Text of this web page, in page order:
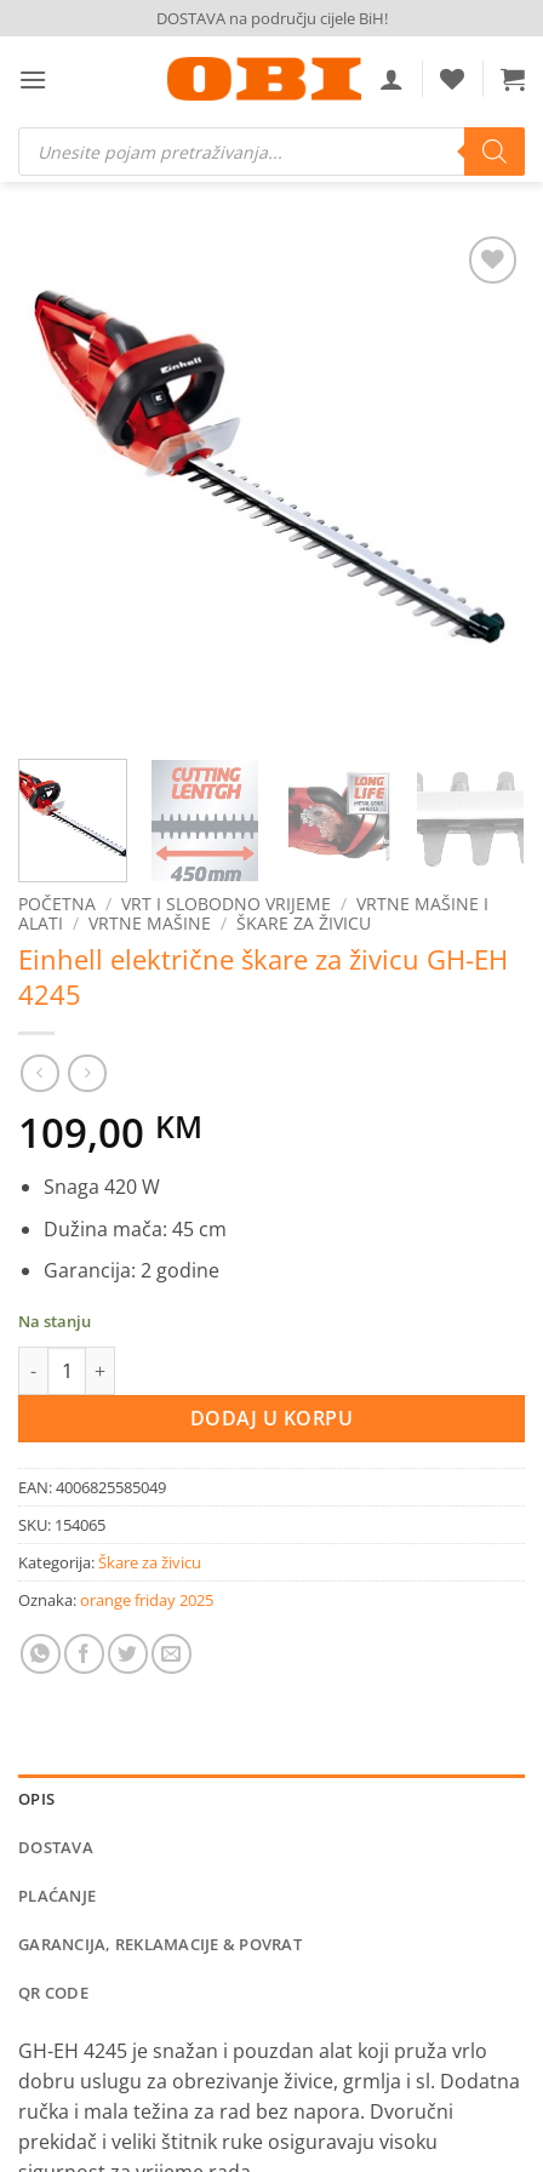
to
content
DOSTAVA na području cijele BiH!
Products
search
POČETNA / VRT I SLOBODNO VRIJEME / VRTNE MAŠINE I
ALATI / VRTNE MAŠINE / ŠKARE ZA ŽIVICU
Einhell električne škare za živicu GH-EH
4245
109,00 KM
Snaga 420 W
Dužina mača: 45 cm
Garancija: 2 godine
Na stanju
Einhell električne škare za živicu GH-EH 4245 količina
DODAJ U KORPU
EAN:4006825585049
SKU: 154065
Kategorija:Škare za živicu
Oznaka:orange friday 2025
OPIS
DOSTAVA
PLAĆANJE
GARANCIJA, REKLAMACIJE & POVRAT
QR CODE
GH-EH 4245 je snažan i pouzdan alat koji pruža vrlo
dobru uslugu za obrezivanje živice, grmlja i sl. Dodatna
ručka i mala težina za rad bez napora. Dvoručni
prekidač i veliki štitnik ruke osiguravaju visoku